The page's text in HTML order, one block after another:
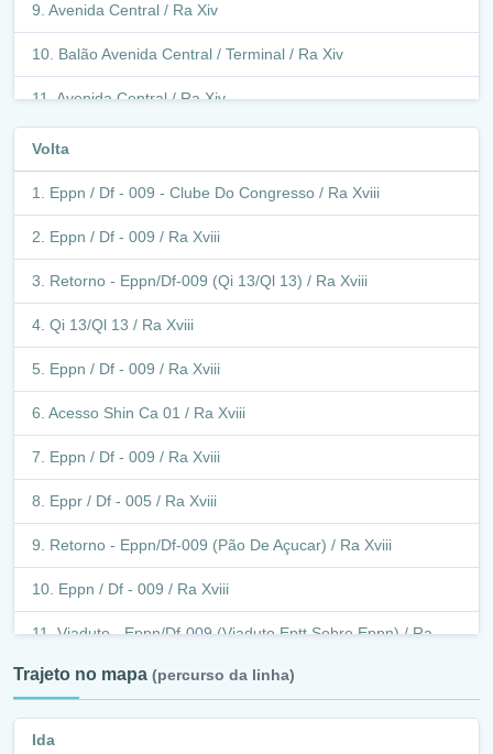
Avenida Central / Ra Xiv
Balão Avenida Central / Terminal / Ra Xiv
Avenida Central / Ra Xiv
Balão Avenida Central / Terminal / Ra Xiv
Terminal São Sebastião / Ra Xiv
Balão Avenida Central / Terminal / Ra Xiv
Avenida Central / Ra Xiv
Rua Do Terminal / Ra Xiv
Avenida Central / Ra Xiv
Rua 42 / Ra Xiv
Avenida Central / Ra Xiv
Rua 5 / Ra Xiv
Avenida Central / Ra Xiv
Rua Da Gameleira / Ra Xiv
Rua Do Comercio / Ra Xiv
Rua Da Gameleira / Ra Xiv
Avenida São Sebastião / Ra Xiv
Volta
Eppn / Df - 009 - Clube Do Congresso / Ra Xviii
Eppn / Df - 009 / Ra Xviii
Retorno - Eppn/Df-009 (Qi 13/Ql 13) / Ra Xviii
Qi 13/Ql 13 / Ra Xviii
Eppn / Df - 009 / Ra Xviii
Acesso Shin Ca 01 / Ra Xviii
Eppn / Df - 009 / Ra Xviii
Eppr / Df - 005 / Ra Xviii
Retorno - Eppn/Df-009 (Pão De Açucar) / Ra Xviii
Eppn / Df - 009 / Ra Xviii
Viaduto - Eppn/Df-009 (Viaduto Eptt Sobre Eppn) / Ra
Viaduto - Eptt/Df-007 (Viaduto Eptt Sobre Eppn) / Ra Xviii
Trajeto no mapa (percurso da linha)
Ida